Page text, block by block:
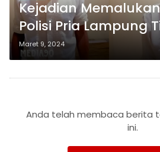
Kejadian
Polisi Pria Lampung
Memamerkan
pada Putri Tetangga
Maret 9, 2024
Anda telah membaca berita
ini.